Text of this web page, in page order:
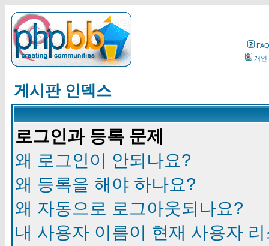
FAQ
개인
게시판 인덱스
로그인과 등록 문제
왜 로그인이 안되나요?
왜 등록을 해야 하나요?
왜 자동으로 로그아웃되나요?
내 사용자 이름이 현재 사용자